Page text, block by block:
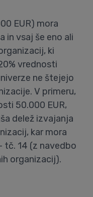
EUR) mora
in vsaj še eno ali
ki
vrednosti
ne štejejo
V primeru,
50.000 EUR,
delež izvajanja
kar mora
tč. 14 (z navedbo
organizacij).